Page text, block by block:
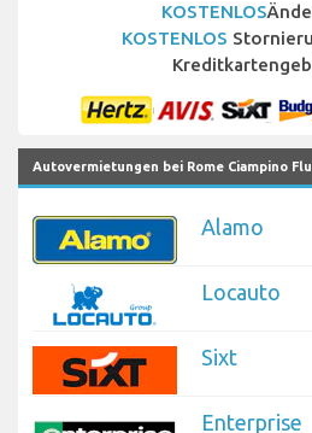
KOSTENLOS
KOSTENLOS
Autovermietungen bei Rome Ciampino
Alamo
Locauto
Sixt
Enterprise